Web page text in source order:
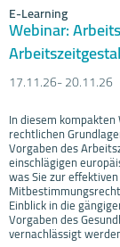
E-Learning
Webinar:
17.11.26- 20.11.26
In diesem
rechtlichen
Vorgaben des
einschlägigen
was Sie zur
Einblick in die
Vorgaben des
vernachlässigt